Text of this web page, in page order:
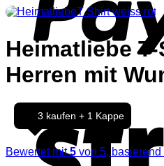
Heimatliebe
Herren mit
3 kaufen + 1 Kappe
Bewertet mit5 von 5, basierend